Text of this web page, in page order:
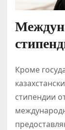
Кроме
стипендии